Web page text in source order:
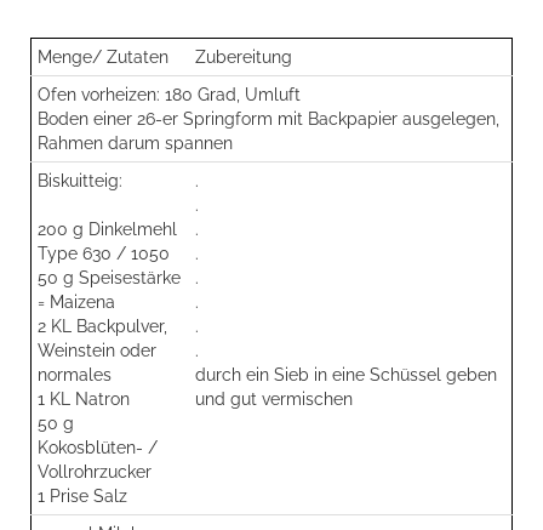
Menge/ Zutaten
Zubereitung
Ofen vorheizen: 180 Grad, Umluft
Boden einer 26-er Springform mit Backpapier ausgelegen,
Rahmen darum spannen
Biskuitteig:
200 g Dinkelmehl
Type 630 / 1050
50 g Speisestärke
= Maizena
2 KL Backpulver,
Weinstein oder
normales
1 KL Natron
50 g
Kokosblüten- /
Vollrohrzucker
1 Prise Salz
.
.
.
.
.
.
.
.
durch ein Sieb in eine Schüssel geben
und gut vermischen